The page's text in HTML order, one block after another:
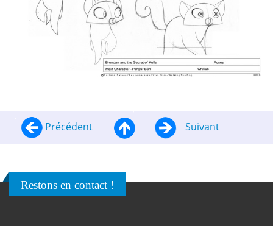
Précédent Suivant
Restons en contact !